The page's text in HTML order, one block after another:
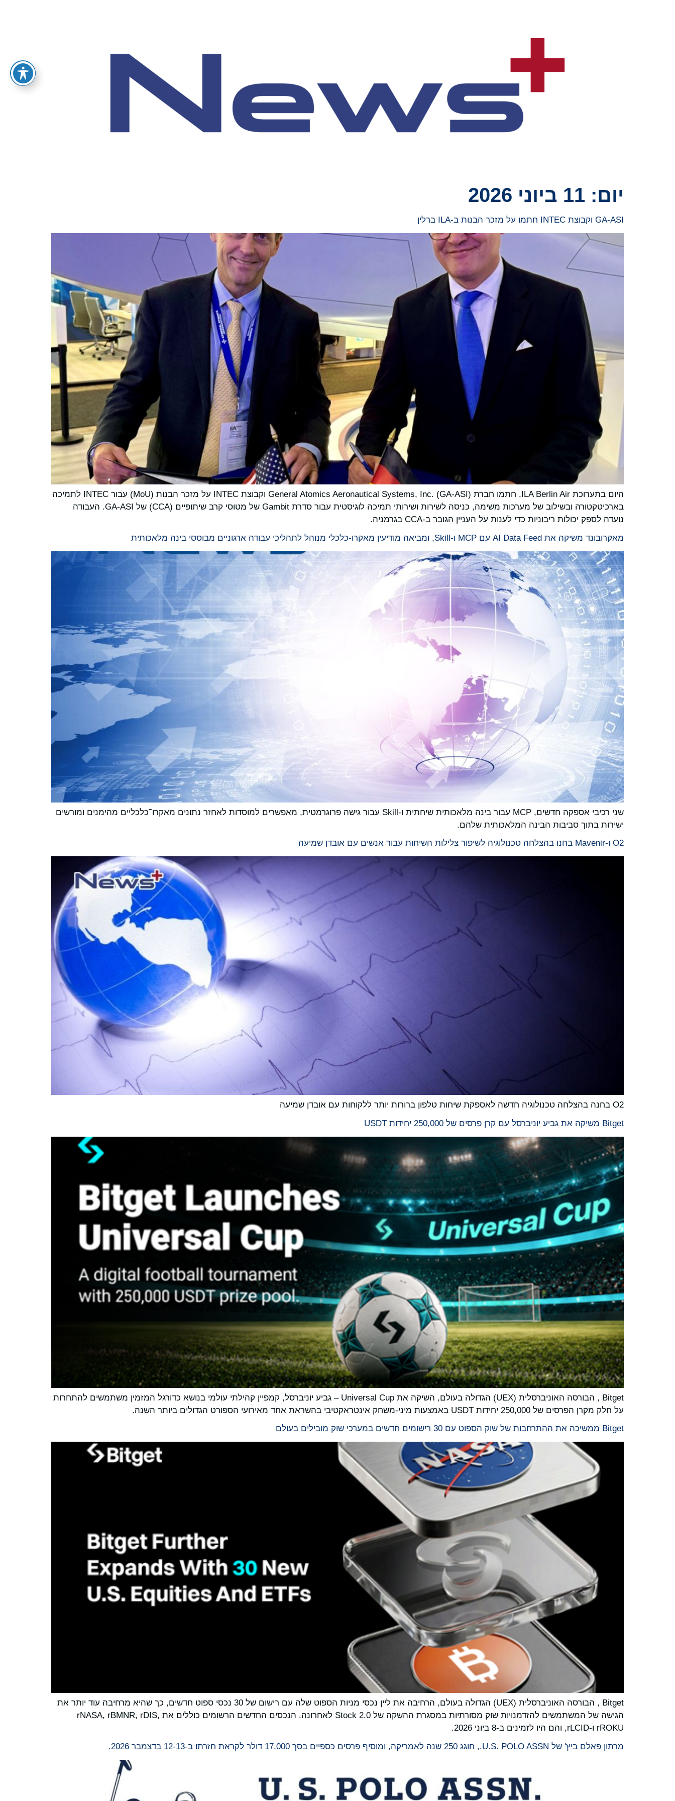
יום: 11 ביוני 2026
GA-ASI וקבוצת INTEC חתמו על מזכר הבנות ב-ILA ברלין
היום בתערוכת ILA Berlin Air, חתמו חברת General Atomics Aeronautical Systems, Inc. (GA-ASI) וקבוצת INTEC על מזכר הבנות (MoU) עבור INTEC לתמיכה
בארכיטקטורה ובשילוב של מערכות משימה, כניסה לשירות ושירותי תמיכה לוגיסטית עבור סדרת Gambit של מטוסי קרב שיתופיים (CCA) של GA-ASI. העבודה
נועדה לספק יכולות ריבוניות כדי לענות על העניין הגובר ב-CCA בגרמניה.
מאקרובונד משיקה את AI Data Feed עם MCP ו-Skill, ומביאה מודיעין מאקרו-כלכלי מנוהל לתהליכי עבודה ארגוניים מבוססי בינה מלאכותית
שני רכיבי אספקה חדשים, MCP עבור בינה מלאכותית שיחתית ו-Skill עבור גישה פרוגרמטית, מאפשרים למוסדות לאחזר נתונים מאקרו־כלכליים מהימנים ומורשים
ישירות בתוך סביבות הבינה המלאכותית שלהם.
O2 ו-Mavenir בחנו בהצלחה טכנולוגיה לשיפור צלילות השיחות עבור אנשים עם אובדן שמיעה
O2 בחנה בהצלחה טכנולוגיה חדשה לאספקת שיחות טלפון ברורות יותר ללקוחות עם אובדן שמיעה
Bitget משיקה את גביע יוניברסל עם קרן פרסים של 250,000 יחידות USDT
Bitget , הבורסה האוניברסלית (UEX) הגדולה בעולם, השיקה את Universal Cup – גביע יוניברסל, קמפיין קהילתי עולמי בנושא כדורגל המזמין משתמשים להתחרות
על חלק מקרן הפרסים של 250,000 יחידות USDT באמצעות מיני-משחק אינטראקטיבי בהשראת אחד מאירועי הספורט הגדולים ביותר השנה.
Bitget ממשיכה את ההתרחבות של שוק הספוט עם 30 רישומים חדשים במערכי שוק מובילים בעולם
Bitget , הבורסה האוניברסלית (UEX) הגדולה בעולם, הרחיבה את ליין נכסי מניות הספוט שלה עם רישום של 30 נכסי ספוט חדשים, כך שהיא מרחיבה עוד יותר את
הגישה של המשתמשים להזדמנויות שוק מסורתיות במסגרת ההשקה של Stock 2.0 לאחרונה. הנכסים החדשים הרשומים כוללים את rNASA, rBMNR, rDIS,
rROKU ו-rLCID, והם היו לזמינים ב-8 ביוני 2026.
מרתון פאלם ביץ' של U.S. POLO ASSN., חוגג 250 שנה לאמריקה, ומוסיף פרסים כספיים בסך 17,000 דולר לקראת חזרתו ב-12-13 בדצמבר 2026.